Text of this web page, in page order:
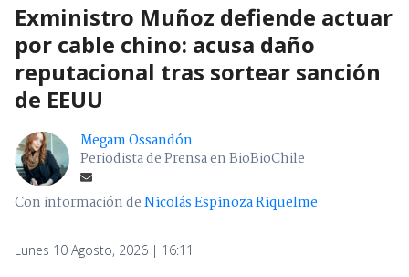
Exministro Muñoz defiende actuar
por cable chino: acusa daño
reputacional tras sortear sanción
de EEUU
Megam Ossandón
Periodista de Prensa en BioBioChile
Con información deNicolás Espinoza Riquelme
Lunes 10 Agosto, 2026 | 16:11